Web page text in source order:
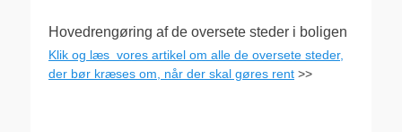
Hovedrengøring af de oversete steder i boligen
Klik og læs vores artikel om alle de oversete steder,
der bør kræses om, når der skal gøres rent >>